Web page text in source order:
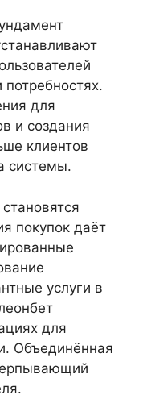
потребностях.
для
и создания
клиентов
системы.
покупок даёт
услуги в
для
Объединённая